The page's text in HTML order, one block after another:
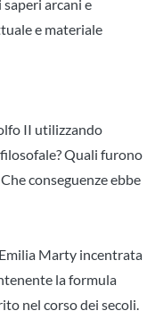
arcani e
e materiale
II utilizzando
Quali furono
conseguenze ebbe
Marty incentrata
la formula
nel corso dei secoli.